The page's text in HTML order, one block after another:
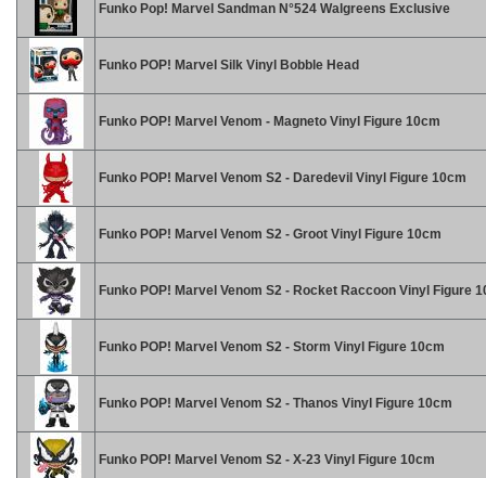
Funko Pop! Marvel Sandman N°524 Walgreens Exclusive
Funko POP! Marvel Silk Vinyl Bobble Head
Funko POP! Marvel Venom - Magneto Vinyl Figure 10cm
Funko POP! Marvel Venom S2 - Daredevil Vinyl Figure 10cm
Funko POP! Marvel Venom S2 - Groot Vinyl Figure 10cm
Funko POP! Marvel Venom S2 - Rocket Raccoon Vinyl Figure
Funko POP! Marvel Venom S2 - Storm Vinyl Figure 10cm
Funko POP! Marvel Venom S2 - Thanos Vinyl Figure 10cm
Funko POP! Marvel Venom S2 - X-23 Vinyl Figure 10cm